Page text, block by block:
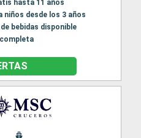
hasta 11 años
niños desde los 3 años
bebidas disponible